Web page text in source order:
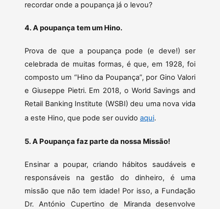
recordar onde a poupança já o levou?
4. A poupança tem um Hino.
Prova de que a poupança pode (e deve!) ser
celebrada de muitas formas, é que, em 1928, foi
composto um “Hino da Poupança”, por Gino Valori
e Giuseppe Pietri. Em 2018, o World Savings and
Retail Banking Institute (WSBI) deu uma nova vida
a este Hino, que pode ser ouvido aqui.
5. A Poupança faz parte da nossa Missão!
Ensinar a poupar, criando hábitos saudáveis e
responsáveis na gestão do dinheiro, é uma
missão que não tem idade! Por isso, a Fundação
Dr. António Cupertino de Miranda desenvolve